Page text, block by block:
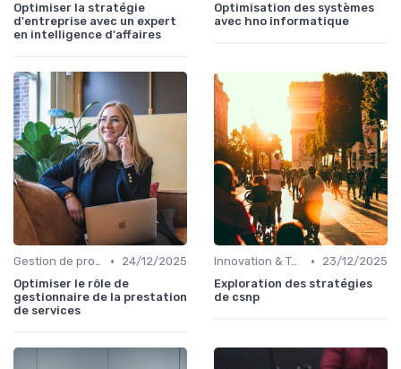
Optimiser la stratégie
d'entreprise avec un expert
en intelligence d'affaires
Optimisation des systèmes
avec hno informatique
Gestion de projets •
24/12/2025
Optimiser le rôle de
gestionnaire de la prestation
de services
Innovation & Tendances •
23/12/2025
Exploration des stratégies
de csnp